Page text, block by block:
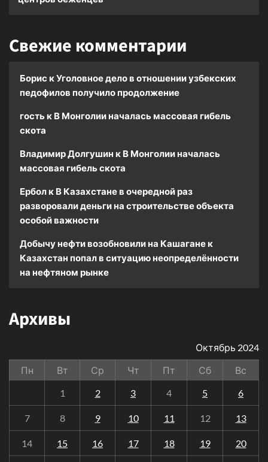
Свежие комментарии
Борис кУголовное дело в отношении узбекских
педофилов получило продолжение
гость к В Монголии началась массовая гибель
скота
Владимир Долгушин к В Монголии началась
массовая гибель скота
Ербол к В Казахстане в очередной раз
разворовали деньги на строительстве объекта
особой важности
Добычу нефти возобновили на Кашагане к
Казахстан попал в ситуацию неопределённости
на нефтяном рынке
Архивы
Октябрь 2024
Пн
Вт Ср Чт Пт Сб
Вс
1
2 3 4 5 6
7 8 9 10 11 12 13
14 15 16 17 18 19 20